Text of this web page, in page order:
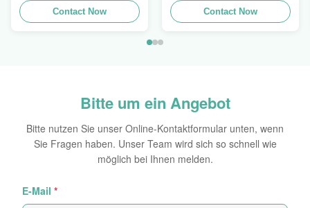
Contact Now
5ml zu 150ml verpacken
Contact Now
Bitte um ein Angebot
Bitte nutzen Sie unser Online-Kontaktformular unten, wenn
Sie Fragen haben. Unser Team wird sich so schnell wie
möglich bei Ihnen melden.
E-Mail *